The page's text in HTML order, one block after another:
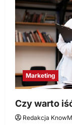
Marketing
Czy warto
Redakcja